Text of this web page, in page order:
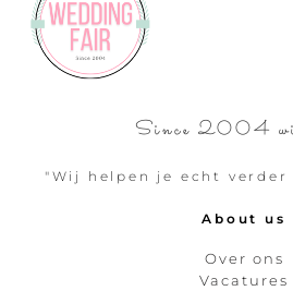
Since 2004
"Wij helpen je echt
About us
Over ons
Vacatures